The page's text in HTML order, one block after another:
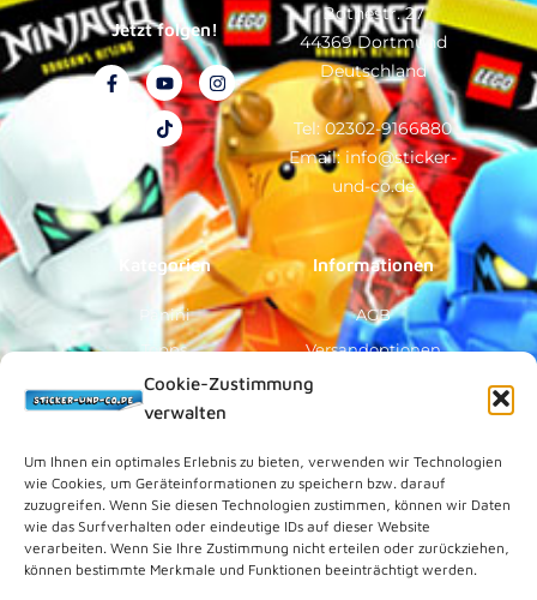
Cookie-Zustimmung
verwalten
Um Ihnen ein optimales Erlebnis zu bieten, verwenden wir Technologien
wie Cookies, um Geräteinformationen zu speichern bzw. darauf
zuzugreifen. Wenn Sie diesen Technologien zustimmen, können wir Daten
wie das Surfverhalten oder eindeutige IDs auf dieser Website
verarbeiten. Wenn Sie Ihre Zustimmung nicht erteilen oder zurückziehen,
können bestimmte Merkmale und Funktionen beeinträchtigt werden.
Jetzt folgen!
F
a
k
-
f
Y
o
u
t
u
b
e
I
n
s
t
a
g
r
a
m
T
i
k
t
o
k
Bothestr. 27
44369 Dortmund
Deutschland
Tel: 02302-9166880
Email: info@sticker-
und-co.de
Kategorien
Panini
Topps
Blue Ocean
Sammelfiguren
Vorverkauf
Informationen
AGB
Versandoptionen
Zahlungsoptionen
Über Uns
Rechtliches
Kundenkonto